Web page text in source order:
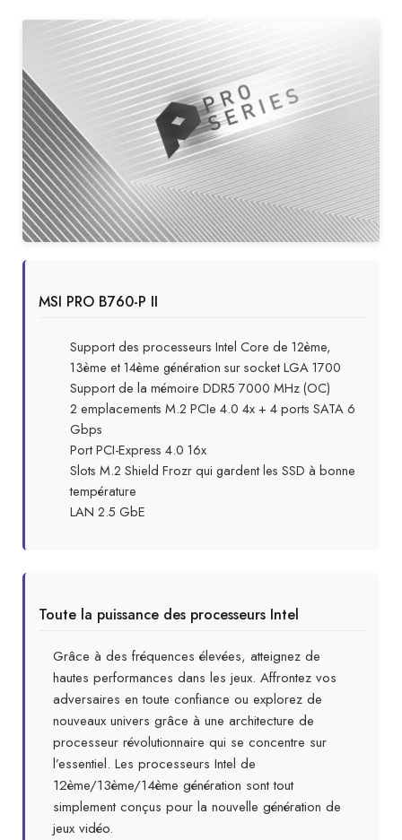
MSI PRO B760-P II
Support des processeurs Intel Core de 12ème,
13ème et 14ème génération sur socket LGA 1700
Support de la mémoire DDR5 7000 MHz (OC)
2 emplacements M.2 PCIe 4.0 4x + 4 ports SATA 6
Gbps
Port PCI-Express 4.0 16x
Slots M.2 Shield Frozr qui gardent les SSD à bonne
température
LAN 2.5 GbE
Toute la puissance des processeurs Intel
Grâce à des fréquences élevées, atteignez de
hautes performances dans les jeux. Affrontez vos
adversaires en toute confiance ou explorez de
nouveaux univers grâce à une architecture de
processeur révolutionnaire qui se concentre sur
l’essentiel. Les processeurs Intel de
12ème/13ème/14ème génération sont tout
simplement conçus pour la nouvelle génération de
jeux vidéo.